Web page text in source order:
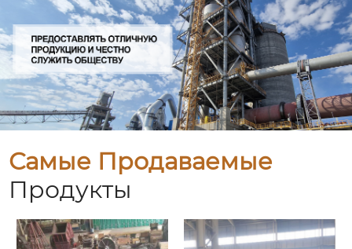
Самые Продаваемые
Продукты